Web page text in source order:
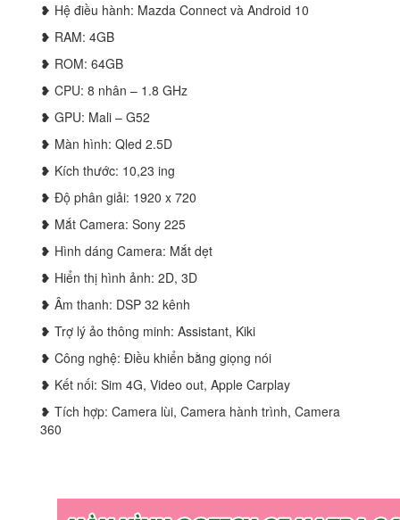
❥ Hệ điều hành: Mazda Connect và Android 10
❥ RAM: 4GB
❥ ROM: 64GB
❥ CPU: 8 nhân – 1.8 GHz
❥ GPU: Mali – G52
❥ Màn hình: Qled 2.5D
❥ Kích thước: 10,23 ing
❥ Độ phân giải: 1920 x 720
❥ Mắt Camera: Sony 225
❥ Hình dáng Camera: Mắt dẹt
❥ Hiển thị hình ảnh: 2D, 3D
❥ Âm thanh: DSP 32 kênh
❥ Trợ lý ảo thông minh: Assistant, Kiki
❥ Công nghệ: Điều khiển bằng giọng nói
❥ Kết nối: Sim 4G, Video out, Apple Carplay
❥ Tích hợp: Camera lùi, Camera hành trình, Camera
360